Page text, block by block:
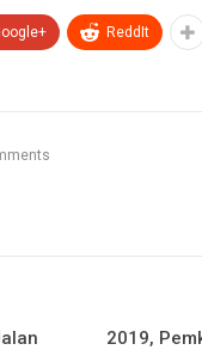
ReddIt
2019,